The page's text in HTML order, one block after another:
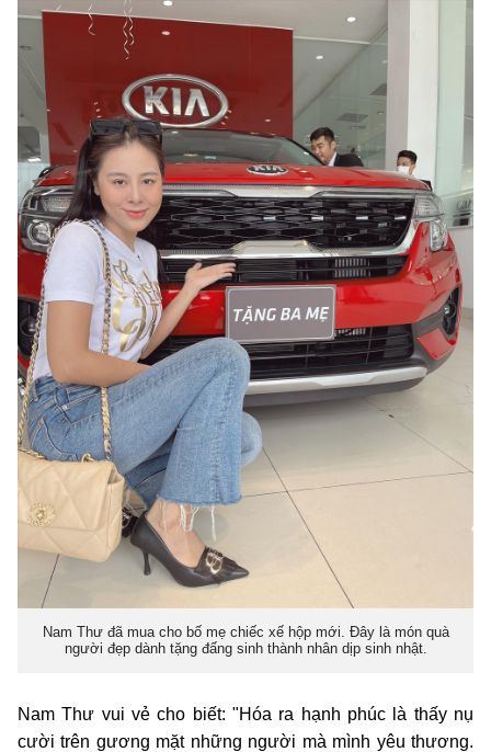
Nam Thư đã mua cho bố mẹ chiếc xế hộp mới. Đây là món quà
người đẹp dành tặng đấng sinh thành nhân dịp sinh nhật.
Nam Thư vui vẻ cho biết: "Hóa ra hạnh phúc là thấy nụ
cười trên gương mặt những người mà mình yêu thương.